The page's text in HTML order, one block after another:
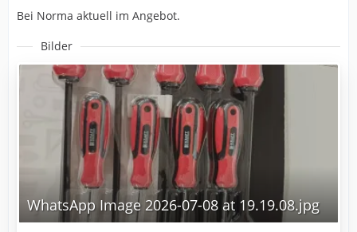
Bei Norma aktuell im Angebot.
Bilder
WhatsApp Image 2026-07-08 at 19.19.08.jpg